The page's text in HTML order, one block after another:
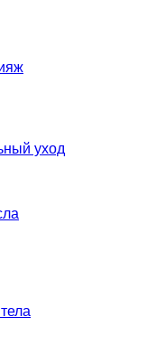
уход